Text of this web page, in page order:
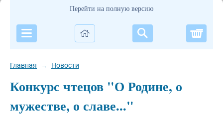
Перейти на полную версию
Главная → Новости
Конкурс чтецов "О Родине, о
мужестве, о славе..."